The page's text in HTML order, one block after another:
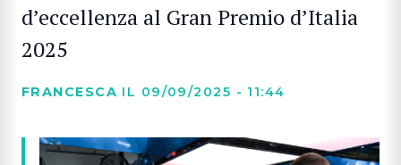
d’eccellenza al Gran Premio d’Italia
2025
FRANCESCA IL 09/09/2025 - 11:44